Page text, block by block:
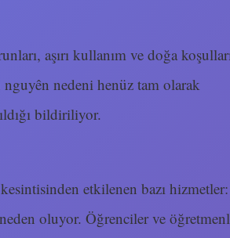
aşırı kullanım ve doğa
nedeni henüz tam olarak
bildiriliyor.
etkilenen bazı hizmetler:
oluyor. Öğrenciler ve